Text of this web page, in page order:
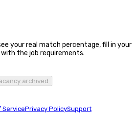
your real match percentage, fill in your
the job requirements.
archived
ServicePrivacy PolicySupport